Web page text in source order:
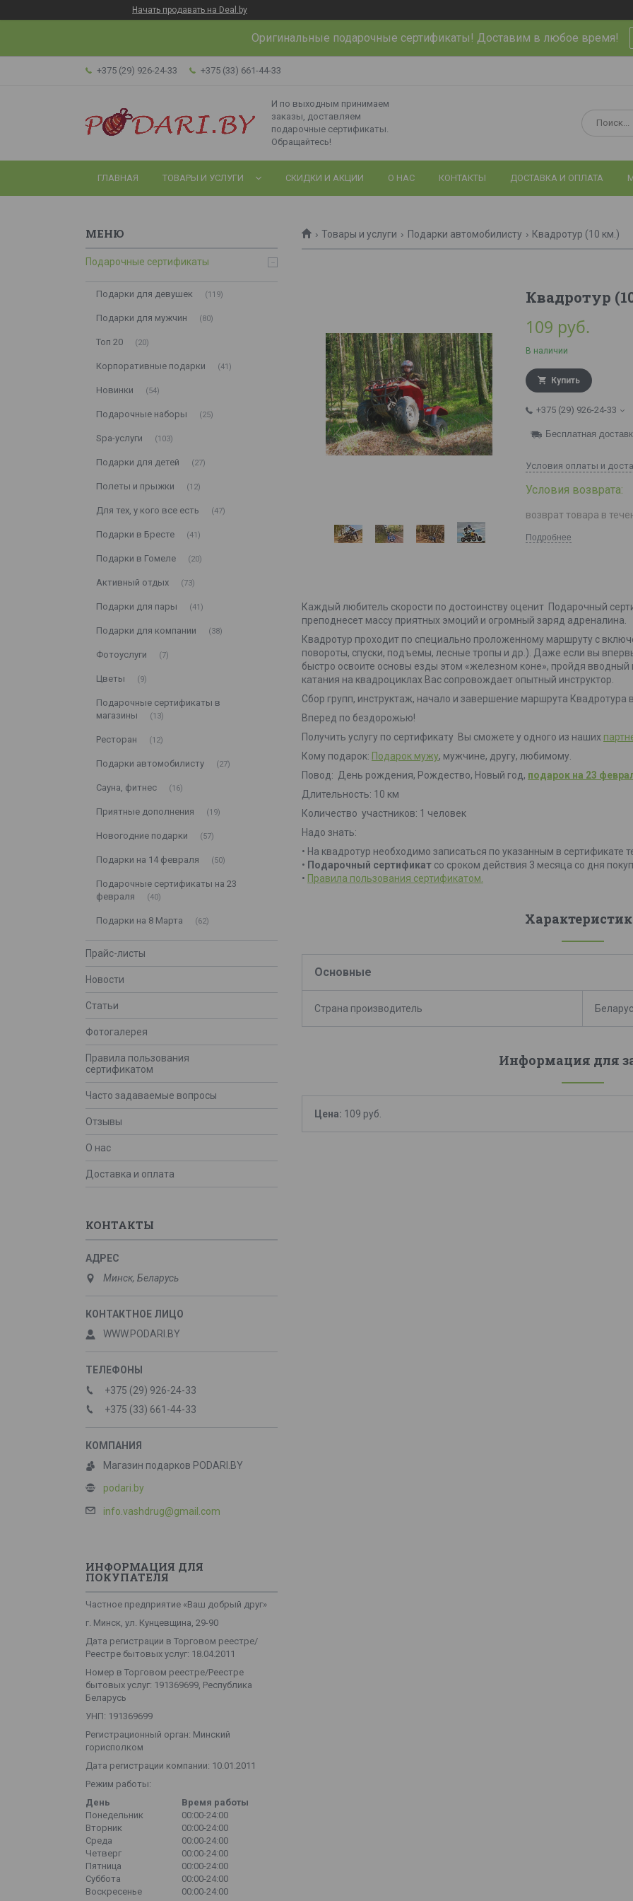
Начать продавать на Deal.by
Оригинальные подарочные сертификаты! Доставим в любое время!
+375 (29) 926-24-33 +375 (33) 661-44-33
И по выходным принимаем
заказы, доставляем
подарочные сертификаты.
Обращайтесь!
ГЛАВНАЯ ТОВАРЫ И УСЛУГИ СКИДКИ И АКЦИИ О НАС КОНТАКТЫ ДОСТАВКА И ОПЛАТА
Товары и услуги Подарки автомобилисту Квадротур (10 км.)
Квадротур
109 руб.
В наличии
Купить
+375 (29) 926-24-33
Бесплатная
Условия оплаты и
возврат товара в
Подробнее
Каждый любитель скорости по достоинству оценит Подарочный
преподнесет массу приятных эмоций и огромный заряд адреналина.
Квадротур проходит по специально проложенному маршруту с
повороты, спуски, подъемы, лесные тропы и др.). Даже если вы
быстро освоите основы езды этом «железном коне», пройдя
катания на квадроциклах Вас сопровождает опытный инструктор.
Сбор групп, инструктаж, начало и завершение маршрута Квадротура
Вперед по бездорожью!
Получить услугу по сертификату Вы сможете у одного из наших
Кому подарок: Подарок мужу, мужчине, другу, любимому.
Повод: День рождения, Рождество, Новый год, подарок на 23
Длительность: 10 км
Количество участников: 1 человек
Надо знать:
• На квадротур необходимо записаться по указанным в сертификате
• Подарочный сертификат со сроком действия 3 месяца со дня
• Правила пользования сертификатом.
Основные
Страна производитель
Информация для
Цена: 109 руб.
Подарочные сертификаты
Подарки для девушек 119
Подарки для мужчин 80
Топ 20 20
Корпоративные подарки 41
Новинки 54
Подарочные наборы 25
Spa-услуги 103
Подарки для детей 27
Полеты и прыжки 12
Для тех, у кого все есть 47
Подарки в Бресте 41
Подарки в Гомеле 20
Активный отдых 73
Подарки для пары 41
Подарки для компании 38
Фотоуслуги 7
Цветы 9
Подарочные сертификаты в
магазины
13
Ресторан 12
Подарки автомобилисту 27
Сауна, фитнес 16
Приятные дополнения 19
Новогодние подарки 57
Подарки на 14 февраля 50
Подарочные сертификаты на 23
февраля
40
Подарки на 8 Марта 62
Прайс-листы
Новости
Статьи
Фотогалерея
Правила пользования
сертификатом
Часто задаваемые вопросы
Отзывы
О нас
Доставка и оплата
КОНТАКТЫ
Минск, Беларусь
WWW.PODARI.BY
+375 (29) 926-24-33
+375 (33) 661-44-33
Магазин подарков PODARI.BY
podari.by
info.vashdrug@gmail.com
ИНФОРМАЦИЯ ДЛЯ
ПОКУПАТЕЛЯ
Частное предприятие «Ваш добрый друг»
г. Минск, ул. Кунцевщина, 29-90
Дата регистрации в Торговом реестре/
Реестре бытовых услуг: 18.04.2011
Номер в Торговом реестре/Реестре
бытовых услуг: 191369699, Республика
Беларусь
УНП: 191369699
Регистрационный орган: Минский
горисполком
Дата регистрации компании: 10.01.2011
Режим работы:
День
Время работы
Понедельник
00:00-24:00
Вторник
00:00-24:00
Среда
00:00-24:00
Четверг
00:00-24:00
Пятница
00:00-24:00
Суббота
00:00-24:00
Воскресенье
00:00-24:00